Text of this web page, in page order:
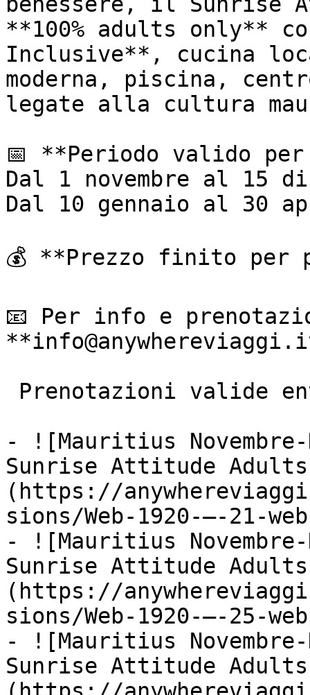
**100% adults only**
Inclusive**, cucina
moderna, piscina,
legate alla cultura
📅 **Periodo valido
Dal 1 novembre al 15
Dal 10 gennaio al 30
💰 **Prezzo finito per
📧 Per info e
- ![Mauritius
Sunrise Attitude
(https://
sions/Web-1920-–-21-
- ![Mauritius
Sunrise Attitude
(https://
sions/Web-1920-–-25-
- ![Mauritius
Sunrise Attitude